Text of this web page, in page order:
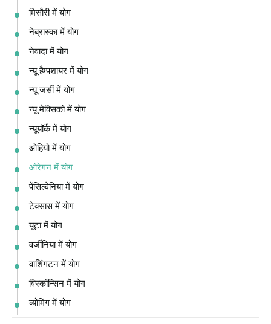
मिसौरी में योग
नेब्रास्का में योग
नेवादा में योग
न्यू हैम्पशायर में योग
न्यू जर्सी में योग
न्यू मेक्सिको में योग
न्यूयॉर्क में योग
ओहियो में योग
ओरेगन में योग
पेंसिल्वेनिया में योग
टेक्सास में योग
यूटा में योग
वर्जीनिया में योग
वाशिंगटन में योग
विस्कॉन्सिन में योग
व्योमिंग में योग